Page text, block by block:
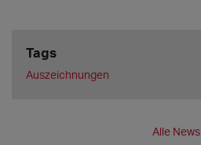
Tags
Auszeichnungen
Alle News